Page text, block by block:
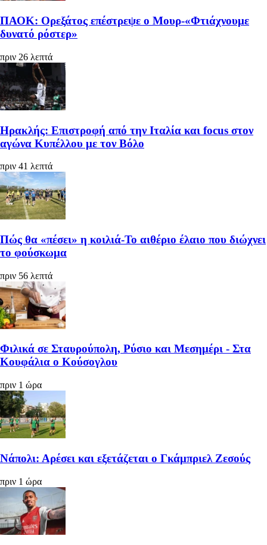
ΠΑΟΚ: Ορεξάτος επέστρεψε ο Μουρ-«Φτιάχνουμε
δυνατό ρόστερ»
πριν 26 λεπτά
Ηρακλής: Επιστροφή από την Ιταλία και focus στον
αγώνα Κυπέλλου με τον Βόλο
πριν 41 λεπτά
Πώς θα «πέσει» η κοιλιά-Το αιθέριο έλαιο που διώχνει
το φούσκωμα
πριν 56 λεπτά
Φιλικά σε Σταυρούπολη, Ρύσιο και Μεσημέρι - Στα
Κουφάλια ο Κούσογλου
πριν 1 ώρα
Νάπολι: Αρέσει και εξετάζεται ο Γκάμπριελ Ζεσούς
πριν 1 ώρα